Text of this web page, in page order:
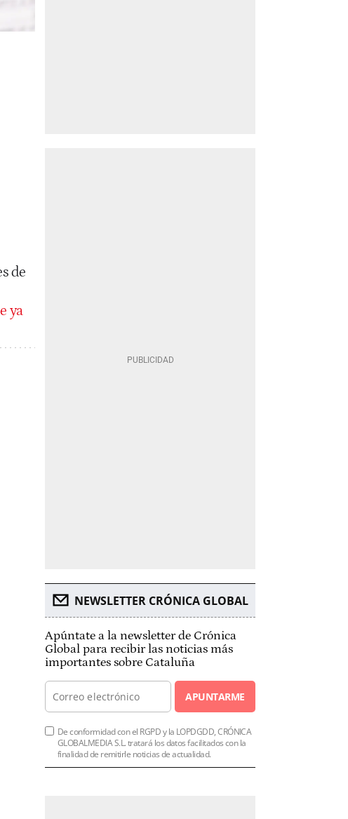
de
ya
NEWSLETTER CRÓNICA GLOBAL
Apúntate a la newsletter de Crónica
Global para recibir las noticias más
importantes sobre Cataluña
APUNTARME
De conformidad con el RGPD y la LOPDGDD, CRÓNICA
GLOBALMEDIA S.L. tratará los datos facilitados con la
finalidad de remitirle noticias de actualidad.